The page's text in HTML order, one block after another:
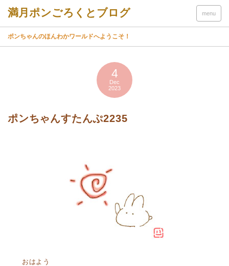
menu
ポンちゃんのほんわかワールドへようこそ！
4
Dec
2023
ポンちゃんすたんぷ2235
おはよう